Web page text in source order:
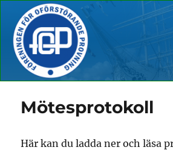
Mötesprotokoll
Här kan du ladda ner och läsa